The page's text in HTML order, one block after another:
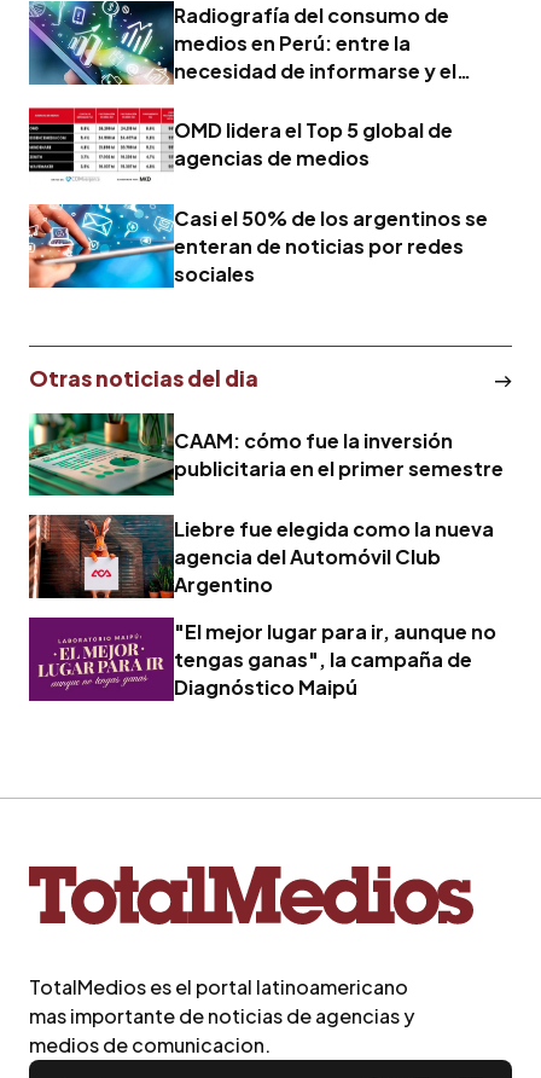
Radiografía del consumo de
medios en Perú: entre la
necesidad de informarse y el
OMD lidera el Top 5 global de
agencias de medios
Casi el 50% de los argentinos se
enteran de noticias por redes
sociales
Otras noticias del dia
CAAM: cómo fue la inversión
publicitaria en el primer semestre
Liebre fue elegida como la nueva
agencia del Automóvil Club
Argentino
"El mejor lugar para ir, aunque no
tengas ganas", la campaña de
Diagnóstico Maipú
TotalMedios es el portal latinoamericano
mas importante de noticias de agencias y
medios de comunicacion.